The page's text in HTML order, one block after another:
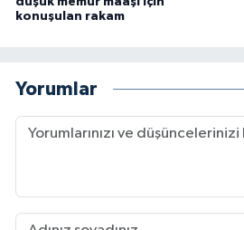
konuşulan rakam
Yorumlar